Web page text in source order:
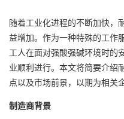
随着工业化进程的不断加快，
益增加。作为一种特殊的工作
工人在面对强酸强碱环境时的
业顺利进行。本文将简要介绍
点以及市场前景，以期为相关
制造商背景